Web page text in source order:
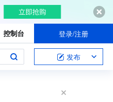
控制台 登录/注册
发布